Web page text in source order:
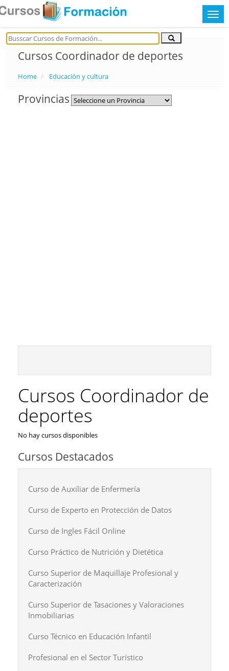
Cursos Coordinador de deportes
Home Educación y cultura
Provincias
Cursos Coordinador de
deportes
No hay cursos disponibles
Cursos Destacados
Curso de Auxiliar de Enfermería
Curso de Experto en Protección de Datos
Curso de Ingles Fácil Online
Curso Práctico de Nutrición y Dietética
Curso Superior de Maquillaje Profesional y
Caracterización
Curso Superior de Tasaciones y Valoraciones
Inmobiliarias
Curso Técnico en Educación Infantil
Profesional en el Sector Turístico